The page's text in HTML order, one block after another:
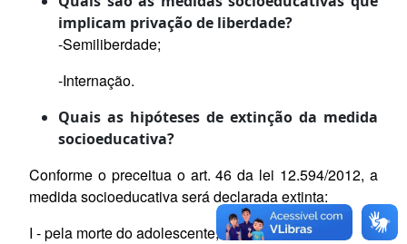
implicam privação de liberdade?
-Semiliberdade;
-Internação.
Quais as hipóteses de extinção da medida
socioeducativa?
Conforme o preceitua o art. 46 da lei 12.594/2012, a
medida socioeducativa será declarada extinta:
I - pela morte do adolescente;